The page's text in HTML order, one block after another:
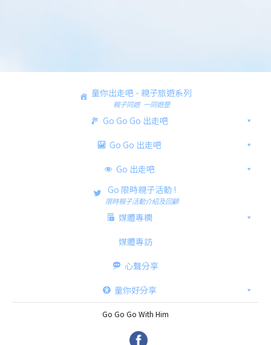
童你出走吧 - 親子旅遊系列
親子同遊 一同遊歷
Go Go Go 出走吧
Go Go 出走吧
Go 出走吧
Go 限時親子活動 !
限時親子活動介紹及回顧
媒體專欄
媒體專訪
心聲分享
童你好分享
Go Go Go With Him